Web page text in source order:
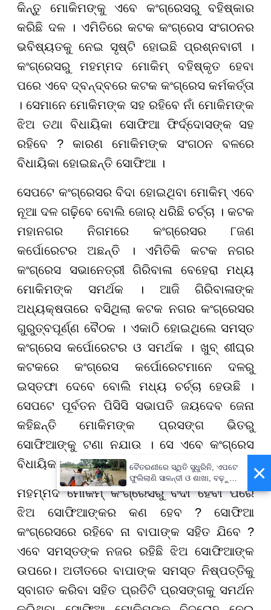
କିନ୍ତୁ ମୋକିମଙ୍କୁ ଏବେ କଂଗ୍ରେସରୁ ବହିଷ୍କାର
କରିଛି ଦଳ । ଏମିତିରେ କଟକ କଂଗ୍ରେସ ସଂଗଠନର
ଭବିଷ୍ୟତକୁ ନେଇ ସୃଷ୍ଟି ହୋଇଛି ପ୍ରଶ୍ନବାଚୀ ।
କଂଗ୍ରେସରୁ ମହମ୍ମଦ ମୋକିମ୍ ବହିଷ୍କୃତ ହେବା
ପରେ ଏବେ ଦ୍ବନ୍ଦ୍ବରେ କଟକ କଂଗ୍ରେସ କର୍ମକର୍ତ୍ତା
। ସେମାନେ ମୋକିମଙ୍କ ସହ ରହିବେ ନାଁ ମୋକିମଙ୍କ
ଝିଅ ତଥା ବିଧାୟିକା ସୋଫିଆ ଫିର୍ଦ୍ଦୋସଙ୍କ ସହ
ରହିବେ ? କାରଣ ମୋକିମଙ୍କ ସଂଗଠନ ବଳରେ
ବିଧାୟିକା ହୋଇଛନ୍ତି ସୋଫିଆ ।
ସେପଟେ କଂଗ୍ରେସର ବିଦା ହୋଇଥିବା ମୋକିମ୍ ଏବେ
ନୂଆ ଦଳ ଗଢ଼ିବେ ବୋଲି ଜୋର୍ ଧରିଛି ଚର୍ଚ୍ଚା । କଟକ
ମହାନଗର ନିଗମରେ କଂଗ୍ରେସର ୮ଜଣ
କର୍ପୋରେଟର ଅଛନ୍ତି । ଏମିତିକି କଟକ ନଗର
କଂଗ୍ରେସ ସଭାନେତ୍ରୀ ଗିରିବାଳା ବେହେରା ମଧ୍ୟ
ମୋକିମଙ୍କ ସମର୍ଥକ । ଆଜି ଗିରିବାଳାଙ୍କ
ଅଧ୍ୟକ୍ଷତାରେ ବସିଥିଲା କଟକ ନଗର କଂଗ୍ରେସର
ଗୁରୁତ୍ବପୂର୍ଣ୍ଣ ବୈଠକ । ଏକାଠି ହୋଇଥିଲେ ସମସ୍ତ
କଂଗ୍ରେସ କର୍ପୋରେଟର ଓ ସମର୍ଥକ । ଖୁବ୍ ଶୀଘ୍ର
କଟକରେ କଂଗ୍ରେସ କର୍ପୋରେଟମାନେ ଦଳରୁ
ଇସ୍ତଫା ଦେବେ ବୋଲି ମଧ୍ୟ ଚର୍ଚ୍ଚା ହେଉଛି ।
ସେପଟେ ପୂର୍ବତନ ପିସିସି ସଭାପତି ଜୟଦେବ ଜେନା
କହିଛନ୍ତି ମୋକିମଙ୍କ ପ୍ରସଙ୍ଗ ଭିତରୁ
ସୋଫିଆଙ୍କୁ ଟଣା ନଯାଉ । ସେ ଏବେ କଂଗ୍ରେସ
ବିଧାୟିକା ଅଛନ୍ତି ।
ମହମ୍ମଦ ମୋକିମ୍ କଂଗ୍ରେସରୁ ବିଦା ହେବା ପରେ
ଝିଅ ସୋଫିଆଙ୍କର କଣ ହେବ ? ସୋଫିଆ
କଂଗ୍ରେସରେ ରହିବେ ନା ବାପାଙ୍କ ସହିତ ଯିବେ ?
ଏବେ ସମସ୍ତଙ୍କ ନଜର ରହିଛି ଝିଅ ସୋଫିଆଙ୍କ
ଉପରେ। ଅତୀତରେ ବାପାଙ୍କ ସମସ୍ତ ନିଷ୍ପତ୍ତିକୁ
ସ୍ବାଗତ କରିବା ସହିତ ପ୍ରତିଟି ପ୍ରସଙ୍ଗକୁ ସମର୍ଥନ
×
ବୈତରଣୀରେ ସ୍ଥିତି ସୁଧୁରିନି, ଏପଟେ
ଫୁଲିଲାଣି ସାଳନ୍ଦୀ ଓ ଶାଖା, ବଢ଼ୁଛି